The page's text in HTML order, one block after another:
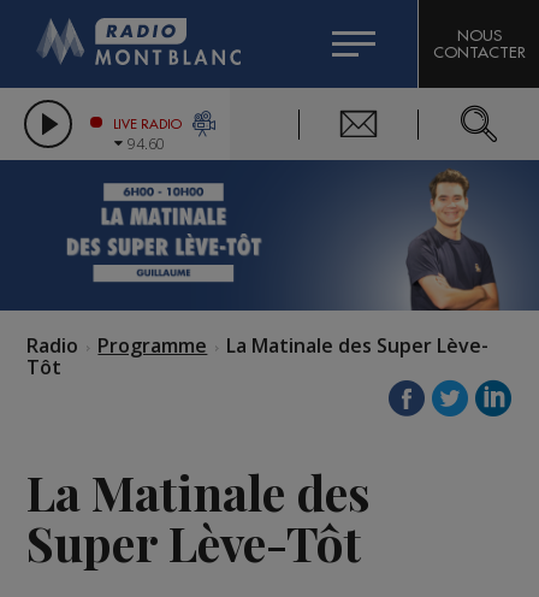
LES CHRONIQUES DE L'EXPERT
CITIZEN MACHINERY
GRAND MASSIF DOMAINES SKIABLES
COMPAGNIE DU MONT-BLANC
NOUS
CONTACTER
LIVE RADIO
94.60
Radio Programme
La Matinale des Super Lève-
Tôt
La Matinale des
Super Lève-Tôt